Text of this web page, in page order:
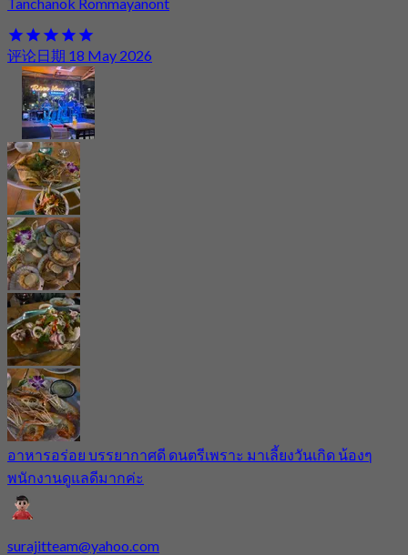
评论日期 18 May 2026
อาหารอร่อย บรรยากาศดี ดนตรีเพราะ มาเลี้ยงวันเกิด น้องๆ
พนักงานดูแลดีมากค่ะ
surajitteam@yahoo.com